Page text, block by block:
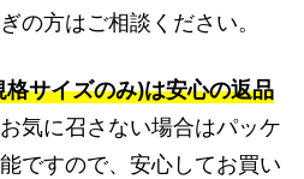
の方はご相談ください。
サイズのみ)は安心の返品
気に召さない場合はパッケ
ですので、安心してお買い